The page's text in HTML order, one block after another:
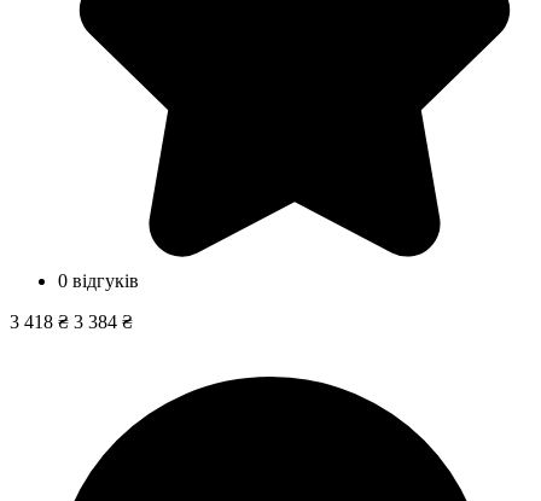
0 відгуків
3 418 ₴ 3 384 ₴